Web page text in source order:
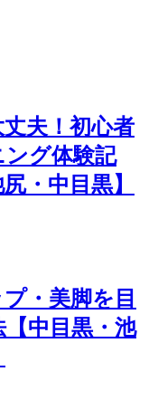
夫！初心者
グ体験記
・中目黒】
・美脚を目
中目黒・池